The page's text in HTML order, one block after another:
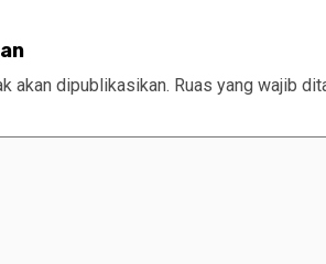
akan dipublikasikan. Ruas yang wajib